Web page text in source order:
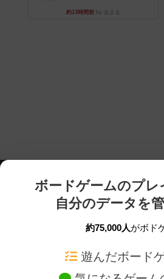
約13時間前by あまる
ボードゲームのプレ
自分のデータを
約75,000人がボド
遊んだボード